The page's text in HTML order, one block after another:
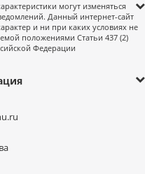
могут изменяться
Данный интернет-сайт
и ни при каких условиях не
положениями Статьи 437 (2)
Федерации